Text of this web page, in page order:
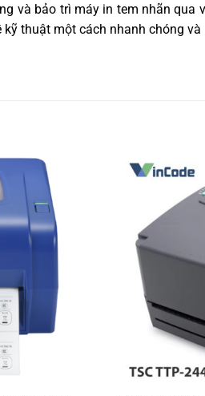
và bảo trì máy in tem nhãn qua
thuật một cách nhanh chóng và